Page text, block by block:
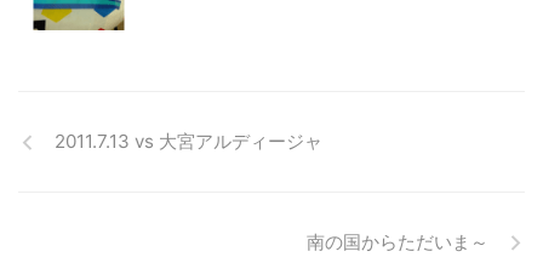
2011.7.13 vs 大宮アルディージャ
南の国からただいま～